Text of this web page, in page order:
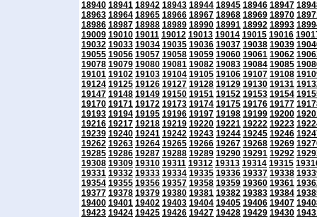
18940 18941 18942 18943 18944 18945 18946 18947
18963 18964 18965 18966 18967 18968 18969 18970
18986 18987 18988 18989 18990 18991 18992 18993
19009 19010 19011 19012 19013 19014 19015 19016
19032 19033 19034 19035 19036 19037 19038 19039
19055 19056 19057 19058 19059 19060 19061 19062
19078 19079 19080 19081 19082 19083 19084 19085
19101 19102 19103 19104 19105 19106 19107 19108
19124 19125 19126 19127 19128 19129 19130 19131
19147 19148 19149 19150 19151 19152 19153 19154
19170 19171 19172 19173 19174 19175 19176 19177
19193 19194 19195 19196 19197 19198 19199 19200
19216 19217 19218 19219 19220 19221 19222 19223
19239 19240 19241 19242 19243 19244 19245 19246
19262 19263 19264 19265 19266 19267 19268 19269
19285 19286 19287 19288 19289 19290 19291 19292
19308 19309 19310 19311 19312 19313 19314 19315
19331 19332 19333 19334 19335 19336 19337 19338
19354 19355 19356 19357 19358 19359 19360 19361
19377 19378 19379 19380 19381 19382 19383 19384
19400 19401 19402 19403 19404 19405 19406 19407
19423 19424 19425 19426 19427 19428 19429 19430